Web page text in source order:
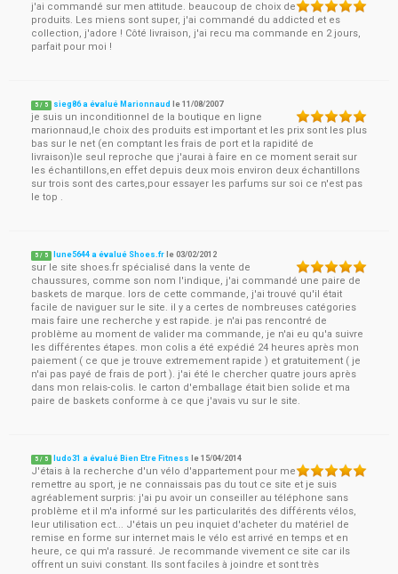
j'ai commandé sur men attitude. beaucoup de choix de
produits. Les miens sont super, j'ai commandé du addicted et es
collection, j'adore ! Côté livraison, j'ai recu ma commande en 2 jours,
parfait pour moi !
5 / 5 sieg86 a évalué Marionnaud le11/08/2007
je suis un inconditionnel de la boutique en ligne
marionnaud,le choix des produits est important et les prix sont les plus
bas sur le net (en comptant les frais de port et la rapidité de
livraison)le seul reproche que j'aurai à faire en ce moment serait sur
les échantillons,en effet depuis deux mois environ deux échantillons
sur trois sont des cartes,pour essayer les parfums sur soi ce n'est pas
le top .
5 / 5 lune5644 a évalué Shoes.fr le03/02/2012
sur le site shoes.fr spécialisé dans la vente de
chaussures, comme son nom l'indique, j'ai commandé une paire de
baskets de marque. lors de cette commande, j'ai trouvé qu'il était
facile de naviguer sur le site. il y a certes de nombreuses catégories
mais faire une recherche y est rapide. je n'ai pas rencontré de
problème au moment de valider ma commande, je n'ai eu qu'a suivre
les différentes étapes. mon colis a été expédié 24 heures après mon
paiement ( ce que je trouve extremement rapide ) et gratuitement ( je
n'ai pas payé de frais de port ). j'ai été le chercher quatre jours après
dans mon relais-colis. le carton d'emballage était bien solide et ma
paire de baskets conforme à ce que j'avais vu sur le site.
5 / 5 ludo31 a évalué Bien Etre Fitness le15/04/2014
J'étais à la recherche d'un vélo d'appartement pour me
remettre au sport, je ne connaissais pas du tout ce site et je suis
agréablement surpris: j'ai pu avoir un conseiller au téléphone sans
problème et il m'a informé sur les particularités des différents vélos,
leur utilisation ect... J'étais un peu inquiet d'acheter du matériel de
remise en forme sur internet mais le vélo est arrivé en temps et en
heure, ce qui m'a rassuré. Je recommande vivement ce site car ils
offrent un suivi constant. Ils sont faciles à joindre et sont très